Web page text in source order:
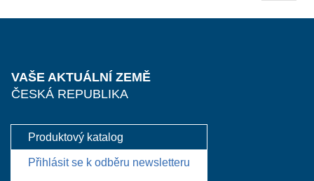
VAŠE AKTUÁLNÍ ZEMĚ
ČESKÁ REPUBLIKA
Produktový katalog
Přihlásit se k odběru newsletteru